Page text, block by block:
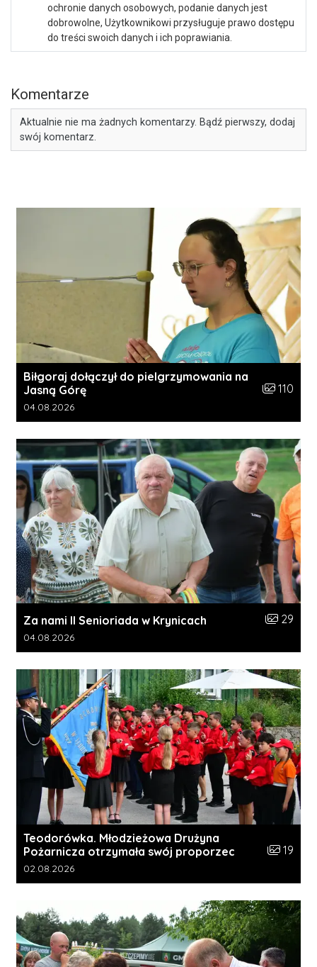
ochronie danych osobowych, podanie danych jest
dobrowolne, Użytkownikowi przysługuje prawo dostępu
do treści swoich danych i ich poprawiania.
Komentarze
Aktualnie nie ma żadnych komentarzy. Bądź pierwszy, dodaj
swój komentarz.
Biłgoraj dołączył do pielgrzymowania na
Jasną Górę
Liczba
110
Data dodania galerii:
04.08.2026
Za nami II Senioriada w Krynicach Liczba
29
Data dodania galerii:
04.08.2026
Teodorówka. Młodzieżowa Drużyna
Pożarnicza otrzymała swój proporzec
Liczba
19
Data dodania galerii:
02.08.2026